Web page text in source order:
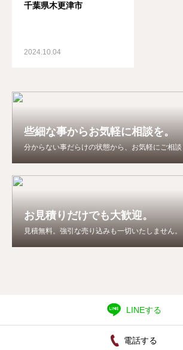
千葉県木更津市
2024.10.04
些細な事からお気軽に相談を。
分からない事だらけの状態から、お気軽にご相談
お見積りだけでも大歓迎。
見積無料。強引な売り込みも一切いたしません。
LINEする
電話する